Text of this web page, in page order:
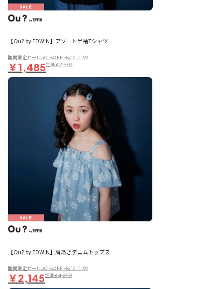
SALE
【Ou? by EDWIN】アソート半袖Tシャツ
期間限定セール50％OFF~8/12 11:59
￥1,485定価￥2,970
SALE
【Ou? by EDWIN】肩あきデニムトップス
期間限定セール50％OFF~8/12 11:59
￥2,145定価￥4,290